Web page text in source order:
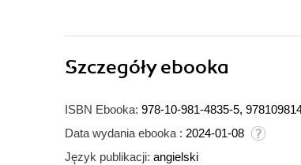
Szczegółyebooka
ISBN Ebooka: 978-10-981-4835-5,
Data wydania ebooka : 2024-01-08
Język publikacji: angielski